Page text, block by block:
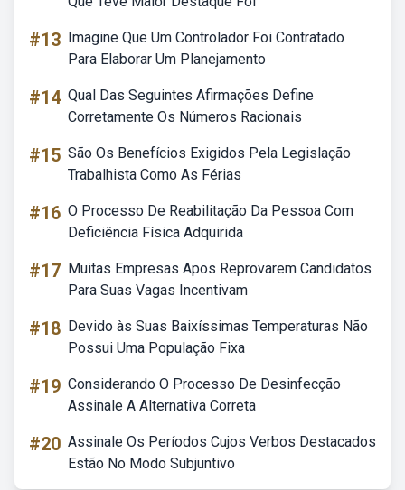
#13 Imagine Que Um Controlador Foi Contratado
Para Elaborar Um Planejamento
#14 Qual Das Seguintes Afirmações Define
Corretamente Os Números Racionais
#15 São Os Benefícios Exigidos Pela Legislação
Trabalhista Como As Férias
#16 O Processo De Reabilitação Da Pessoa Com
Deficiência Física Adquirida
#17 Muitas Empresas Apos Reprovarem Candidatos
Para Suas Vagas Incentivam
#18 Devido às Suas Baixíssimas Temperaturas Não
Possui Uma População Fixa
#19 Considerando O Processo De Desinfecção
Assinale A Alternativa Correta
#20 Assinale Os Períodos Cujos Verbos Destacados
Estão No Modo Subjuntivo